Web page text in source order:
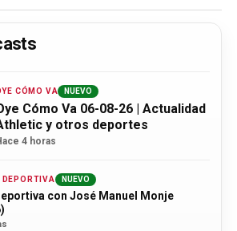
CÓMO VA NUEVO
Cómo Va 06-08-26 | Actualidad
y otros deportes
4 horas
DEPORTIVA NUEVO
con José Manuel Monje